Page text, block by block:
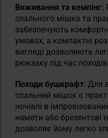
Виживання та кемпінг:
спального мішка та
забезпечують
умовах, а компактні
вигляді дозволяють
рюкзаку під час
Походи бушкрафт: Для
спальний мішок є
ночівлі в
намети або брезентові
дозволяє йому легко